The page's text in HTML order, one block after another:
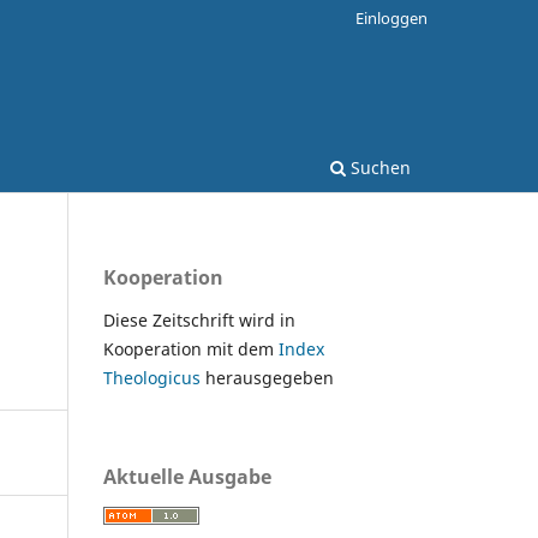
Suchen
Einloggen
Kooperation
Diese Zeitschrift wird in
Kooperation mit dem Index
Theologicus herausgegeben
Aktuelle Ausgabe